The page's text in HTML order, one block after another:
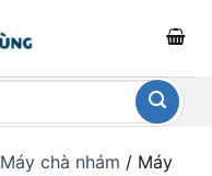
Máy chà nhám / Máy